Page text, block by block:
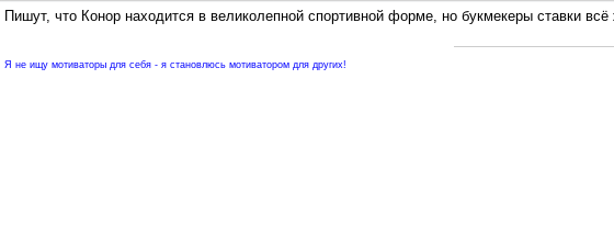
Пишут, что Конор находится в великолепной спортивной форме, но букмекеры ставки
Я не ищу мотиваторы для себя - я становлюсь мотиватором для других!